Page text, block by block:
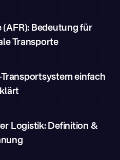
(AFR): Bedeutung für
Transporte
einfach
Logistik: Definition &